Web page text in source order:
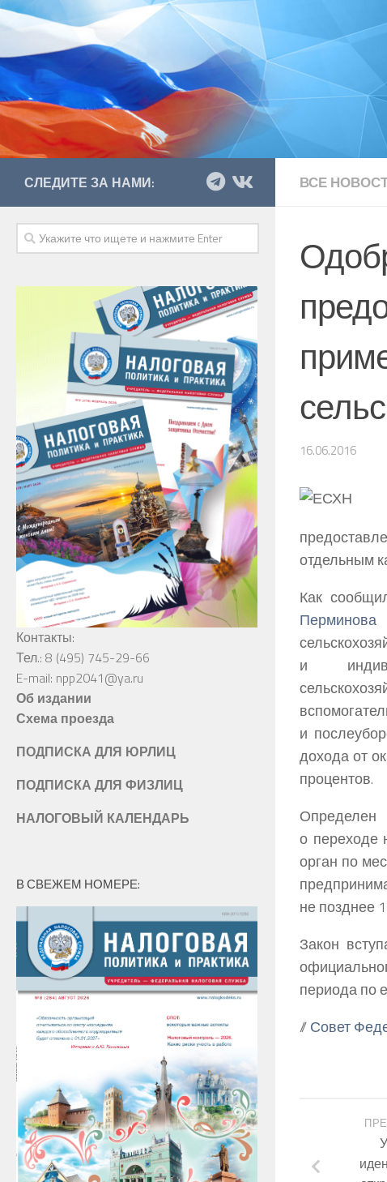
ВСЕ
16.06.2016
отдельным
Как
Перминова
и
и
дохода от
процентов.
Определен
о переходе
орган по
не позднее
Закон
периода по
//Совет
СЛЕДИТЕ ЗА НАМИ:
Контакты:
Тел.: 8 (495) 745-29-66
E-mail: npp2041@ya.ru
Об издании
Схема проезда
ПОДПИСКА ДЛЯ ЮРЛИЦ
ПОДПИСКА ДЛЯ ФИЗЛИЦ
НАЛОГОВЫЙ КАЛЕНДАРЬ
В СВЕЖЕМ НОМЕРЕ: